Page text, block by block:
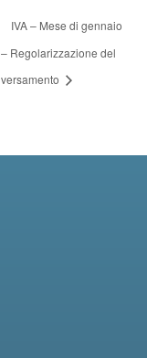
IVA – Mese di gennaio
– Regolarizzazione del
versamento